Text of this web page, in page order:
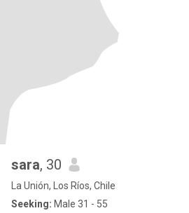
sara, 30
La Unión, Los Ríos, Chile
Seeking: Male 31 - 55